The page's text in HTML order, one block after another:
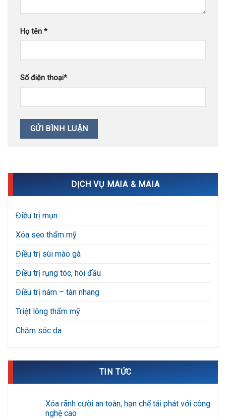
Họ tên *
Số điện thoại*
DỊCH VỤ MAIA & MAIA
Điều trị mụn
Xóa sẹo thẩm mỹ
Điều trị sùi mào gà
Điều trị rụng tóc, hói đầu
Điều trị nám – tàn nhang
Triệt lông thẩm mỹ
Chăm sóc da
TIN TỨC
Xóa rãnh cười an toàn, hạn chế tái phát với công
nghệ cao